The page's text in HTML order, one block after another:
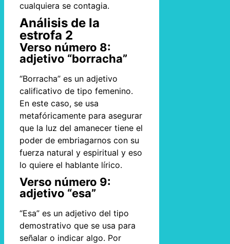
cualquiera se contagia.
Análisis de la
estrofa 2
Verso número 8:
adjetivo “borracha”
“Borracha” es un adjetivo
calificativo de tipo femenino.
En este caso, se usa
metafóricamente para asegurar
que la luz del amanecer tiene el
poder de embriagarnos con su
fuerza natural y espiritual y eso
lo quiere el hablante lírico.
Verso número 9:
adjetivo “esa”
“Esa” es un adjetivo del tipo
demostrativo que se usa para
señalar o indicar algo. Por